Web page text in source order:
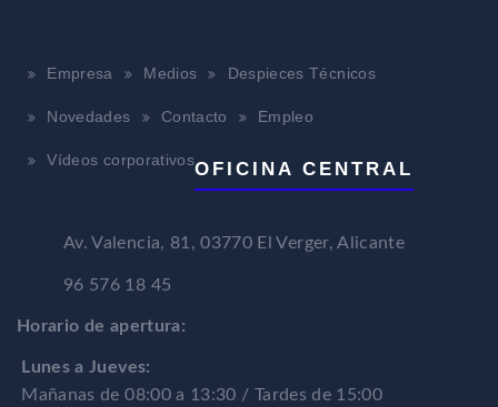
Empresa Medios Despieces Técnicos
Novedades Contacto Empleo
Vídeos corporativosOFICINA CENTRAL
Av. Valencia, 81, 03770 El Verger, Alicante
96 576 18 45
Horario de apertura:
Lunes a Jueves:
Mañanas de 08:00 a 13:30 / Tardes de 15:00